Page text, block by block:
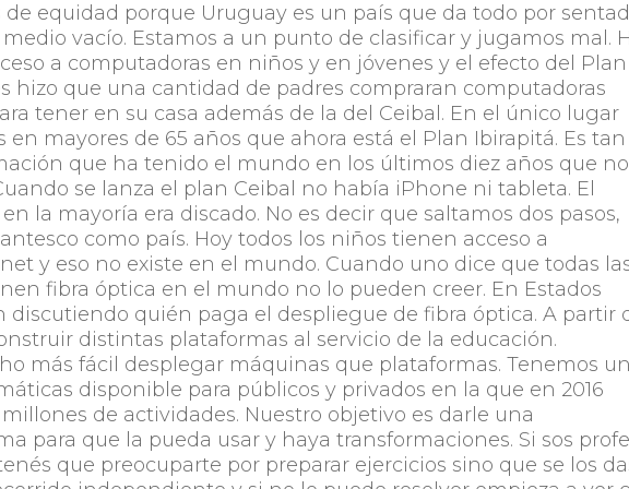
equidad porque Uruguay es un país que da todo por
vacío. Estamos a un punto de clasificar y jugamos mal.
a computadoras en niños y en jóvenes y el efecto del Plan
hizo que una cantidad de padres compraran computadoras
tener en su casa además de la del Ceibal. En el único lugar
en mayores de 65 años que ahora está el Plan Ibirapitá. Es tan
que ha tenido el mundo en los últimos diez años que no
se lanza el plan Ceibal no había iPhone ni tableta. El
la mayoría era discado. No es decir que saltamos dos pasos,
como país. Hoy todos los niños tienen acceso a
y eso no existe en el mundo. Cuando uno dice que todas
fibra óptica en el mundo no lo pueden creer. En Estados
discutiendo quién paga el despliegue de fibra óptica. A partir
distintas plataformas al servicio de la educación.
más fácil desplegar máquinas que plataformas. Tenemos
disponible para públicos y privados en la que en 2016
de actividades. Nuestro objetivo es darle una
para que la pueda usar y haya transformaciones. Si sos
que preocuparte por preparar ejercicios sino que se los